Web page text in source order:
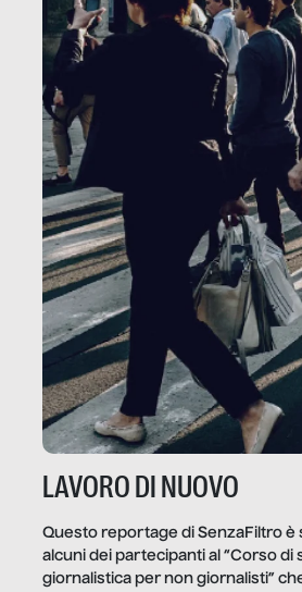
LAVORO DI NUOVO
Questo reportage di SenzaFiltro è
alcuni dei partecipanti al “Corso di
giornalistica per non giornalisti”